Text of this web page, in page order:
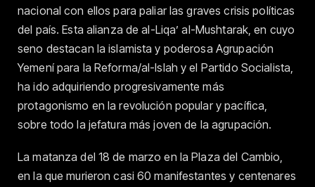
nacional con ellos para paliar las graves crisis políticas
del país. Esta alianza de al-Liqa’ al-Mushtarak, en cuyo
seno destacan la islamista y poderosa Agrupación
Yemení para la Reforma/al-Islah y el Partido Socialista,
ha ido adquiriendo progresivamente más
protagonismo en la revolución popular y pacífica,
sobre todo la jefatura más joven de la agrupación.
La matanza del 18 de marzo en la Plaza del Cambio,
en la que murieron casi 60 manifestantes y centenares